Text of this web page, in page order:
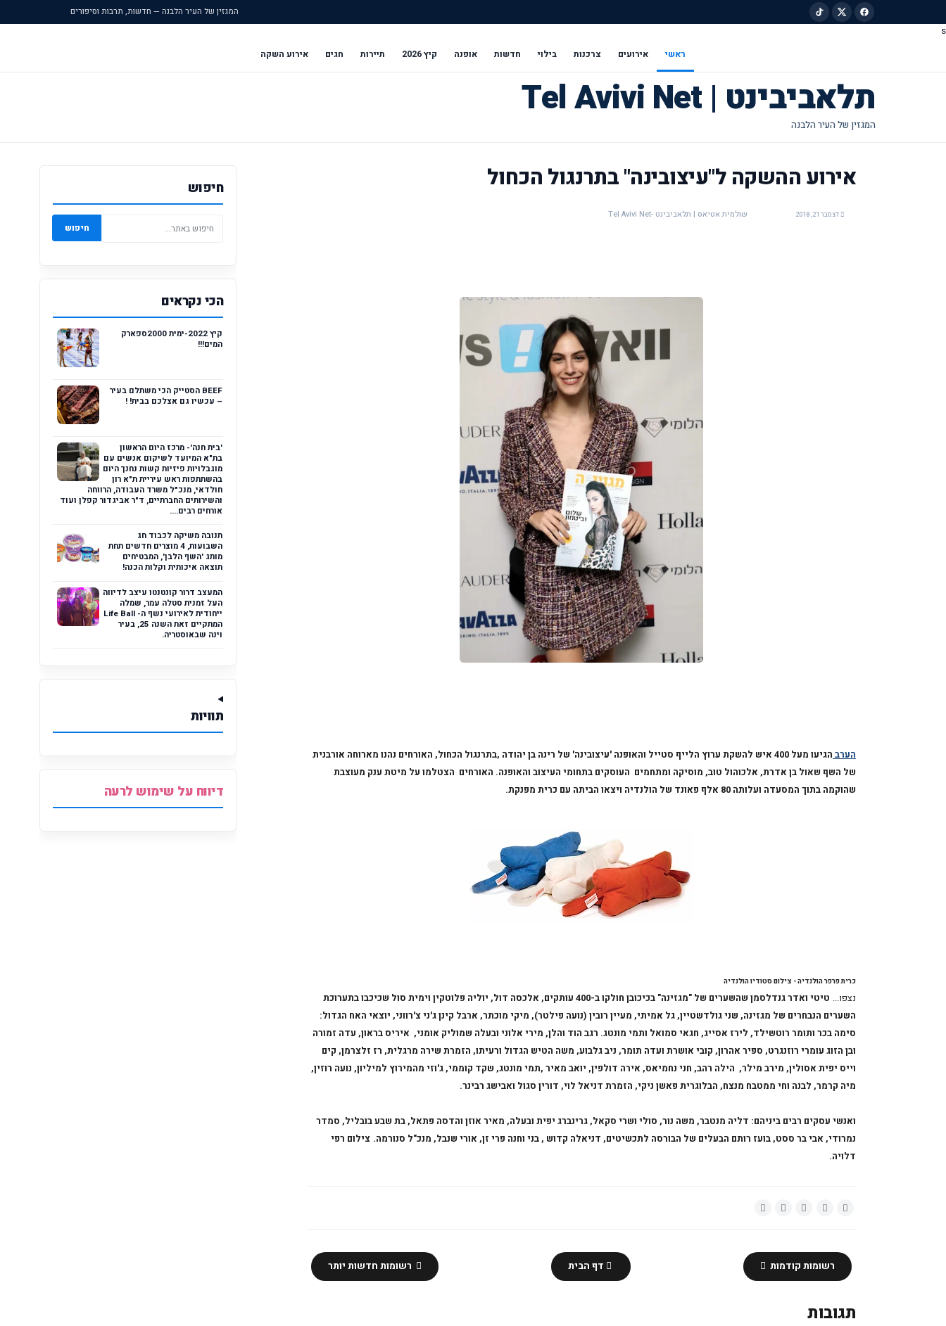
המגזין של העיר הלבנה — חדשות, תרבות וסיפורים
s
ראשי אירועים צרכנות בילוי חדשות אופנה קיץ 2026 תיירות חגים אירוע השקה
תלאביבינט | Tel Avivi Net
אירוע ההשקה ל"עיצובינה" בתרנגול הכחול
דצמבר 21, 2018 שולמית אטיאס | תלאביבינט -Tel Avivi Net
הערב הגיעו מעל 400 איש להשקת ערוץ הלייף סטייל והאופנה ' עיצובינה' של רינה בן יהודה ,בתרנגול הכחול, האורחים נהנו מארוחה אורבנית
של השף שאול בן אדרת, אלכוהול טוב, מוסיקה ומתחמים העוסקים בתחומי העיצוב והאופנה. האורחים הצטלמו על מיטת ענק מעוצבת
שהוקמה בתוך המסעדה ועלותה 80 אלף פאונד של הולנדיה ויצאו הביתה עם כרית מפנקת.
כרית פרפר הולנדיה - צילום סטודיו הולנדיה
נצפו... טיטי ואדר גנדלסמן שהשערים של "מגזינה
" בכיכובן חולקו ב-400 עותקים, אלכסה דול, יוליה פלוטקין וימית סול שכיכבו בתערוכת
השערים הנבחרים של מגזינה, שני גולדשטיין, גל אמיתי, מעיין רובין (נועה פילטר), מיקי מוכתר, ארבל קינן ג'ני צ'רווני, יוצאי האח הגדול:
סימה בכר ותומר רוטשילד, לירז אסייג, חגאי סמואל ותמי מונטג. רגב הוד והלן, מירי אלוני ובעלה שמוליק אומני, איריס בראון, עדה זמורה
ובן הזוג עומרי רוזנגרט, ספיר אהרון, קובי אושרת ועדה תומר, ניב גלבוע, משה הטיש הגדול ורעיתו, הזמרת שירה מרגלית, רז זלצרמן, קים
וייס יפית אסולין, מירב מילר, הילה רהב, חני נחמיאס, אירה דולפין, יואב מאיר ,תמי מונטג, שקד קוממי, ג'וזי מהמירוץ למיליון, נועה רוזין,
מיה קרמר, לבנה וחי ממטבח מנצח, הבלוגרית פאשן ניקי, הזמרת דניאל לוי, דורין סגול ואבישג רבינר.
ואנשי עסקים רבים ביניהם: דליה מנטבר, משה נור, סולי ושרי סקאל, גרינברג יפית ובעלה, מאיר אוזן והדסה פתאל, בת שבע בובליל, סמדר
נמרודי, אבי בר ססט, בועז רותם הבעלים של הבורסה לתכשיטים, דניאלה קדוש , בני וחנה פרי זן, אורי שנבל, מנכ"ל סנורמה. צילום רפי
דלויה.
רשומות חדשות יותר רשומות קודמות דף הבית
תגובות
חיפוש
חיפוש
הכי נקראים
קיץ 2022-ימית 2000ספארק
המים!!!
BEEF הסטייק הכי משתלם בעיר
– עכשיו גם אצלכם בבית! !
'בית חנה'- מרכז היום הראשון
בת"א המיועד לשיקום אנשים עם
מוגבלויות פיזיות קשות נחנך היום
בהשתתפות ראש עיריית ת"א רון
חולדאי, מנכ"ל משרד העבודה, הרווחה
והשירותים החברתיים, ד"ר אביגדור קפלן ועוד
אורחים רבים....
תנובה משיקה לכבוד חג
השבועות, 4 מוצרים חדשים תחת
מותג 'השף הלבן', המבטיחים
תוצאה איכותית וקלות הכנה!
המעצב דרור קונטנטו עיצב לדיווה
העל זמנית סטלה עמר, שמלה
ייחודית לאירועי נשף ה- Life Ball
המתקיים זאת השנה 25, בעיר
וינה שבאוסטריה.
תוויות
דיווח על שימוש לרעה